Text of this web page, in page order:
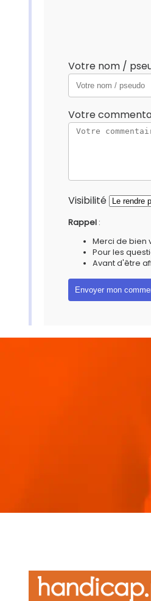
Votre nom /
Votre
Visibilité
Rappel :
Merci de bien
Pour les
Avant d'être